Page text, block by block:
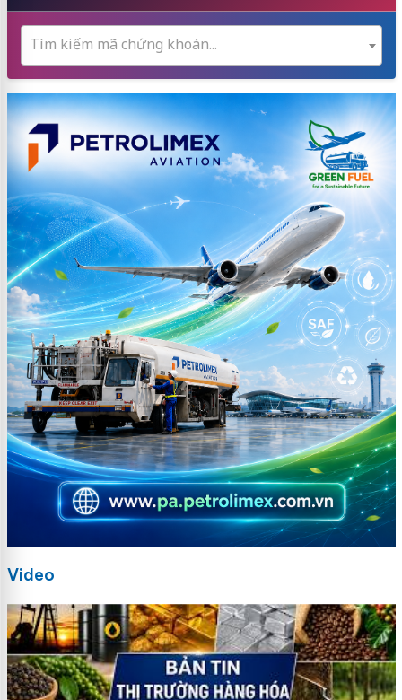
Tìm kiếm mã chứng khoán...
Video